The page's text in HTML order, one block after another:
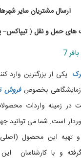
ارسالمشتریانسایرشهرها
هایحملونقل (تیپاکس–
7
یکی از بزرگترین وارد
بخصوصفروش
در زمینه واردات
است. شما می
و تهیه این محصول
و با کارشناسان